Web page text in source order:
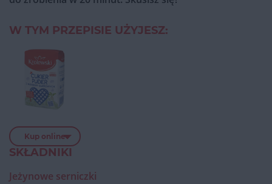
W TYM PRZEPISIE UŻYJESZ:
Kup online
SKŁADNIKI
Jeżynowe serniczki